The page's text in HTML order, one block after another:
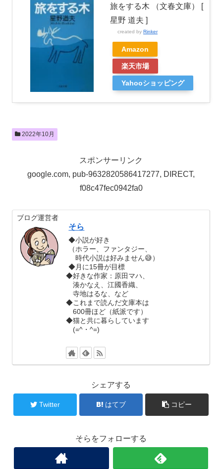
旅をする木 （文春文庫） [
星野 道夫 ]
created by Rinker
Amazon
楽天市場
Yahooショッピング
2022年10月
スポンサーリンク
google.com, pub-9632820586417277, DIRECT,
f08c47fec0942fa0
ブログ運営者
そら
◆小説が好き
（ホラー、ファンタジー、
時代小説は好みません😅）
◆月に15冊が目標
◆好きな作家：原田マハ、
湊かなえ、江國香織、
寺地はるな、など
◆これまで読んだ文庫本は
600冊ほど（紙派です）
◆猫と共に暮らしています
(=^・^=)
シェアする
Twitter はてブ コピー
そらをフォローする